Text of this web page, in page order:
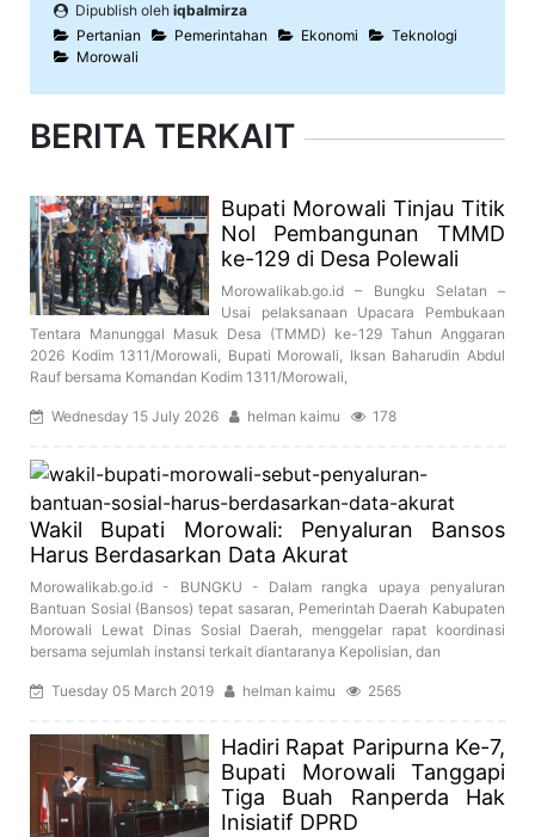
Dipublish oleh iqbalmirza
Pertanian
Pemerintahan Ekonomi
Teknologi
Morowali
BERITA TERKAIT
Bupati Morowali Tinjau Titik
Nol Pembangunan TMMD
ke-129 di Desa Polewali
Morowalikab.go.id – Bungku Selatan –
Usai pelaksanaan Upacara Pembukaan
Tentara Manunggal Masuk Desa (TMMD) ke-129 Tahun Anggaran
2026 Kodim 1311/Morowali, Bupati Morowali, Iksan Baharudin Abdul
Rauf bersama Komandan Kodim 1311/Morowali,
Wednesday 15 July 2026 helman kaimu 178
Wakil Bupati Morowali: Penyaluran Bansos
Harus Berdasarkan Data Akurat
Morowalikab.go.id - BUNGKU - Dalam rangka upaya penyaluran
Bantuan Sosial (Bansos) tepat sasaran, Pemerintah Daerah Kabupaten
Morowali Lewat Dinas Sosial Daerah, menggelar rapat koordinasi
bersama sejumlah instansi terkait diantaranya Kepolisian, dan
Tuesday 05 March 2019 helman kaimu 2565
Hadiri Rapat Paripurna Ke-7,
Bupati Morowali Tanggapi
Tiga Buah Ranperda Hak
Inisiatif DPRD